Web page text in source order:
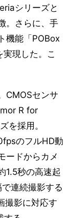
シリーズと
。さらに、手
機能「POBox
現した。こ
CMOSセンサ
R for
を採用。
のフルHD動
ードからカメ
1.5秒の高速起
連続撮影する
撮影に対応す